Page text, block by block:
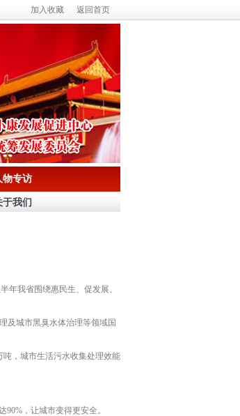
加入收藏 返回首页
物专访
于我们
我省围绕惠民生、促发展、
及城市黑臭水体治理等领域国
，城市生活污水收集处理效能
，让城市变得更安全。